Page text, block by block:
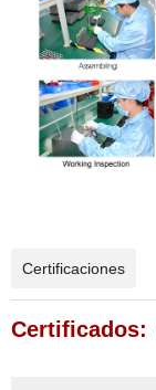
Certificaciones
Certificados: